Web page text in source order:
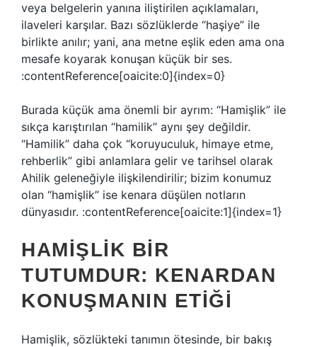
veya belgelerin yanına iliştirilen açıklamaları,
ilaveleri karşılar. Bazı sözlüklerde “haşiye” ile
birlikte anılır; yani, ana metne eşlik eden ama ona
mesafe koyarak konuşan küçük bir ses.
:contentReference[oaicite:0]{index=0}
Burada küçük ama önemli bir ayrım: “Hamişlik” ile
sıkça karıştırılan “hamilik” aynı şey değildir.
“Hamilik” daha çok “koruyuculuk, himaye etme,
rehberlik” gibi anlamlara gelir ve tarihsel olarak
Ahilik geleneğiyle ilişkilendirilir; bizim konumuz
olan “hamişlik” ise kenara düşülen notların
dünyasıdır. :contentReference[oaicite:1]{index=1}
HAMIŞLIK BIR
TUTUMDUR: KENARDAN
KONUŞMANIN ETIĞI
Hamişlik, sözlükteki tanımın ötesinde, bir bakış